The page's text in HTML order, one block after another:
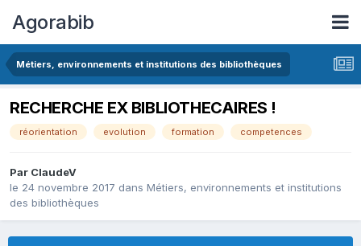
Agorabib
Métiers, environnements et institutions des bibliothèques
RECHERCHE EX BIBLIOTHECAIRES !
réorientation evolution formation competences
Par ClaudeV
le 24 novembre 2017 dans Métiers, environnements et institutions
des bibliothèques